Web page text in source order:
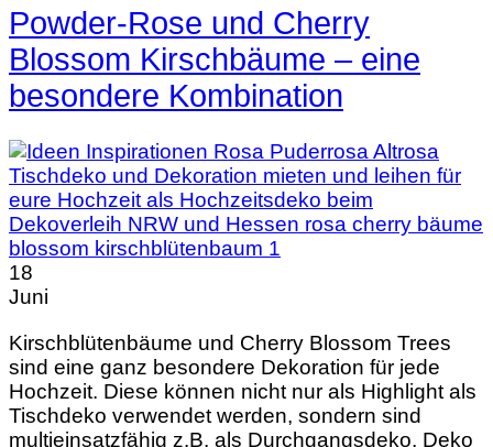
Powder-Rose und Cherry
Blossom Kirschbäume – eine
besondere Kombination
18
Juni
Kirschblütenbäume und Cherry Blossom Trees
sind eine ganz besondere Dekoration für jede
Hochzeit. Diese können nicht nur als Highlight als
Tischdeko verwendet werden, sondern sind
multieinsatzfähig z.B. als Durchgangsdeko, Deko